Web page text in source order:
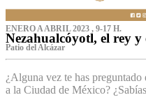
ENERO A ABRIL 2023 , 9-17 H.
Nezahualcóyotl, el rey y
Patio del Alcázar
¿Alguna vez te has preguntado
a la Ciudad de México?